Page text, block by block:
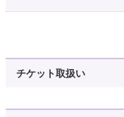
チケット取扱い